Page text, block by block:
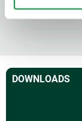
DOWNLOADS